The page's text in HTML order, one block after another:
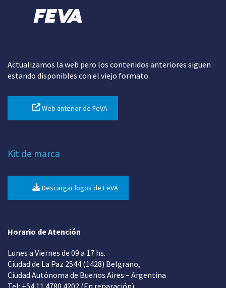
Actualizamos la web pero los contenidos anteriores siguen
estando disponibles con el viejo formato.
Web anterior de FeVA
Kit de marca
Descargar logos de FeVA
Horario de Atención
Lunes a Viernes de 09 a 17 hs.
Ciudad de La Paz 2544 (1428) Belgrano,
Ciudad Autónoma de Buenos Aires – Argentina
Tel: +54 11 4780 4202 (En reparación)